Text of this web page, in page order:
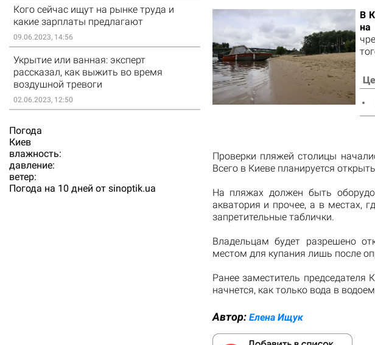
Кого сейчас ищут на рынке труда и
какие зарплаты предлагают
09.06.2023, 14:56
Укрытие или ванная: эксперт
рассказал, как выжить во время
воздушной тревоги
02.06.2023, 12:50
Погода
Киев
влажность:
давление:
ветер:
Погода на 10 дней от sinoptik.ua
В
на
Проверки пляжей столицы
Всего в Киеве планируется
На пляжах должен быть
акватория и прочее, а в местах,
запретительные таблички.
Владельцам будет разрешено
местом для купания лишь после
Ранее заместитель
начнется, как только вода в
Автор: Елена Ищук